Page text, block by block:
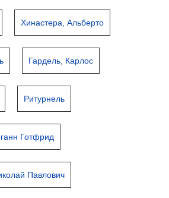
Хинастера, Альберто
Гардель, Карлос
Ритурнель
Готфрид
Павлович